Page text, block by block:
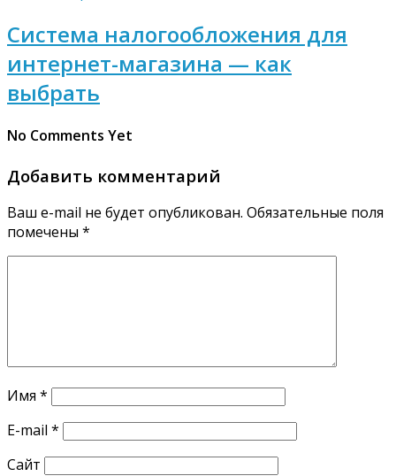
Система налогообложения для
интернет-магазина — как
выбрать
No Comments Yet
Добавить комментарий
Ваш e-mail не будет опубликован. Обязательные поля
помечены *
Имя *
E-mail *
Сайт